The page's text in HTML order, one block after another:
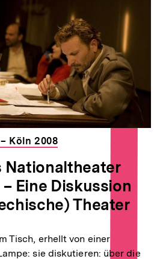
Köln 2008
Nationaltheater
Eine Diskussion
Theater
Tisch, erhellt von einer
sie diskutieren: über die